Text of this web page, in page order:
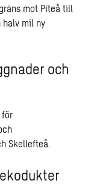
mot Piteå till
halv mil ny
och
för
Skellefteå.